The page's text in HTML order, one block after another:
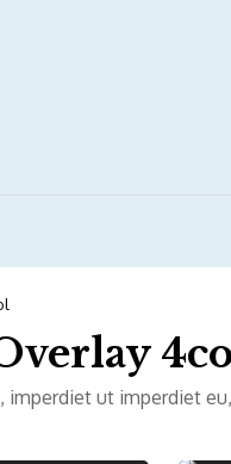
imperdiet ut imperdiet